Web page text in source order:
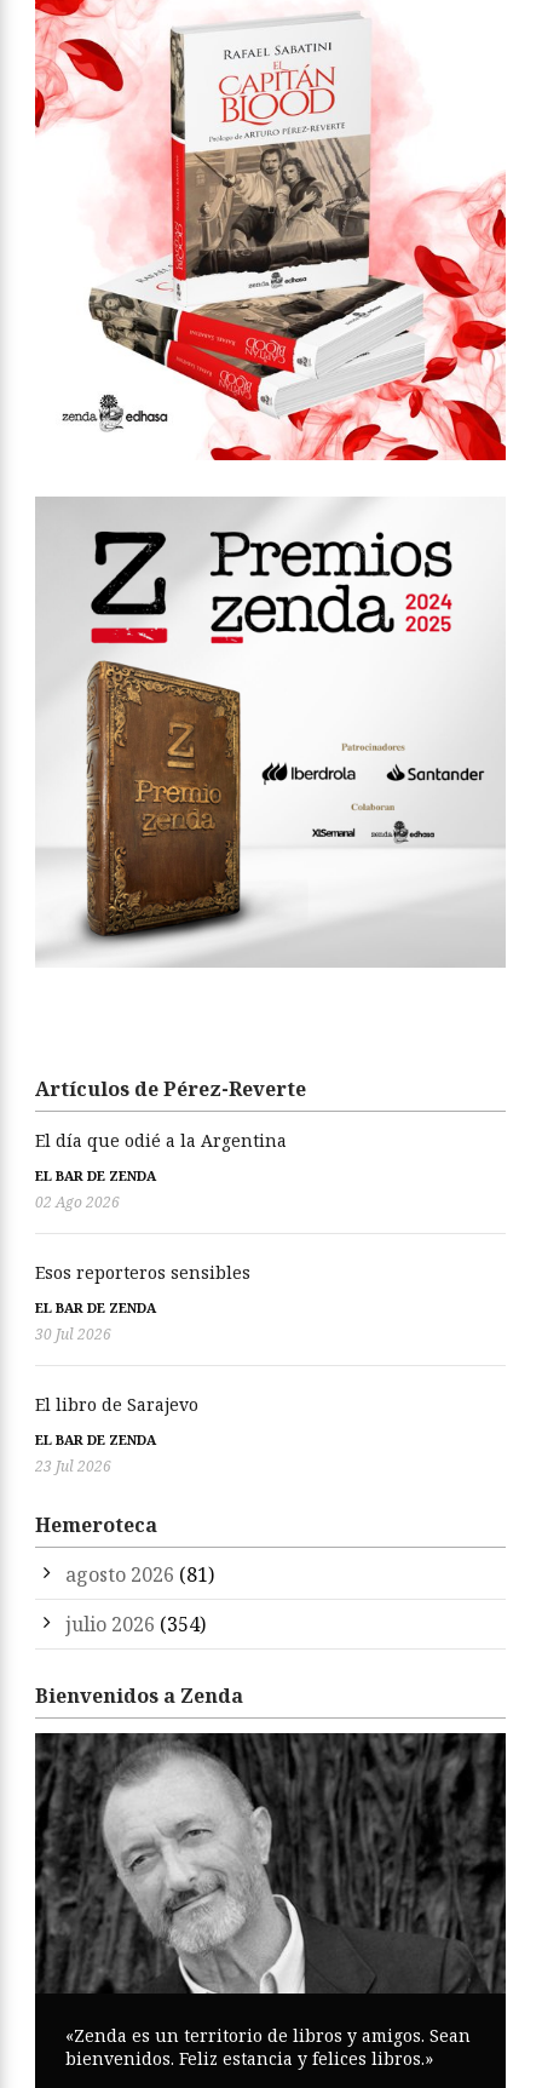
Artículos de Pérez-Reverte
El día que odié a la Argentina
EL BAR DE ZENDA
02 Ago 2026
Esos reporteros sensibles
EL BAR DE ZENDA
30 Jul 2026
El libro de Sarajevo
EL BAR DE ZENDA
23 Jul 2026
Hemeroteca
agosto 2026 (81)
julio 2026 (354)
Bienvenidos a Zenda
«Zenda es un territorio de libros y amigos. Sean
bienvenidos. Feliz estancia y felices libros.»